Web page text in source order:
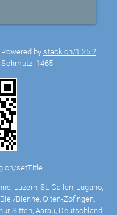
by stack.ch/1.25.2
Schmutz 1465
setTitle
Luzern, St. Gallen, Lugano,
Bienne, Olten-Zofingen,
Sitten, Aarau, Deutschland